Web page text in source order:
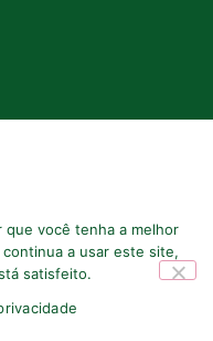
que você tenha a melhor
a usar este site,
satisfeito.